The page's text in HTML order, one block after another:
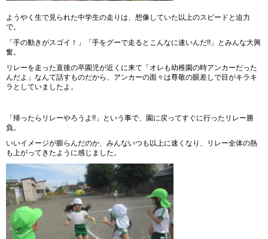
ようやく生で見られた中学生の走りは、想像していた以上のスピードと迫力
で。
「手の動きがスゴイ！」「手をグーで走るとこんなに速いんだ!!」とみんな大興
奮。
リレーを走った直後の卒園児が近くに来て「オレも幼稚園の時アンカーだった
んだよ」なんて話すものだから、アンカーの面々は尊敬の眼差しで目がキラキ
ラとしていましたよ。
「帰ったらリレーやろうよ!!」という事で、園に戻ってすぐに行ったリレー勝
負。
いいイメージが膨らんだのか、みんないつも以上に速くなり、リレー全体の熱
も上がってきたように感じました。